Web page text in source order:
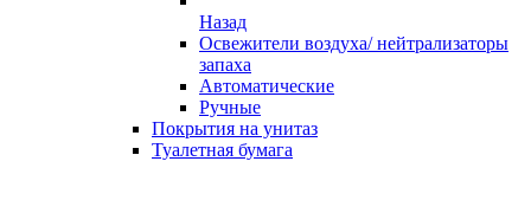
Назад
Освежители воздуха/ нейтрализаторы
запаха
Автоматические
Ручные
Покрытия на унитаз
Туалетная бумага